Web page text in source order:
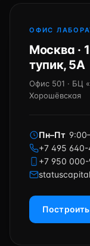
ОФИС
Москва ·
тупик, 5А
Офис 501 · БЦ
Хорошёвская
Пн–Пт
+7 495
+7 950 000-